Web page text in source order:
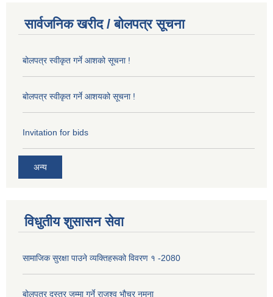
सार्वजनिक खरीद / बोलपत्र सूचना
बोलपत्र स्वीकृत गर्ने आशको सूचना !
बोलपत्र स्वीकृत गर्ने आशयको सूचना !
Invitation for bids
अन्य
विधुतीय शुसासन सेवा
सामाजिक सुरक्षा पाउने व्यक्तिहरूको विवरण १ -2080
बोलपत्र दस्तुर जम्मा गर्ने राजश्व भौचर नमुना